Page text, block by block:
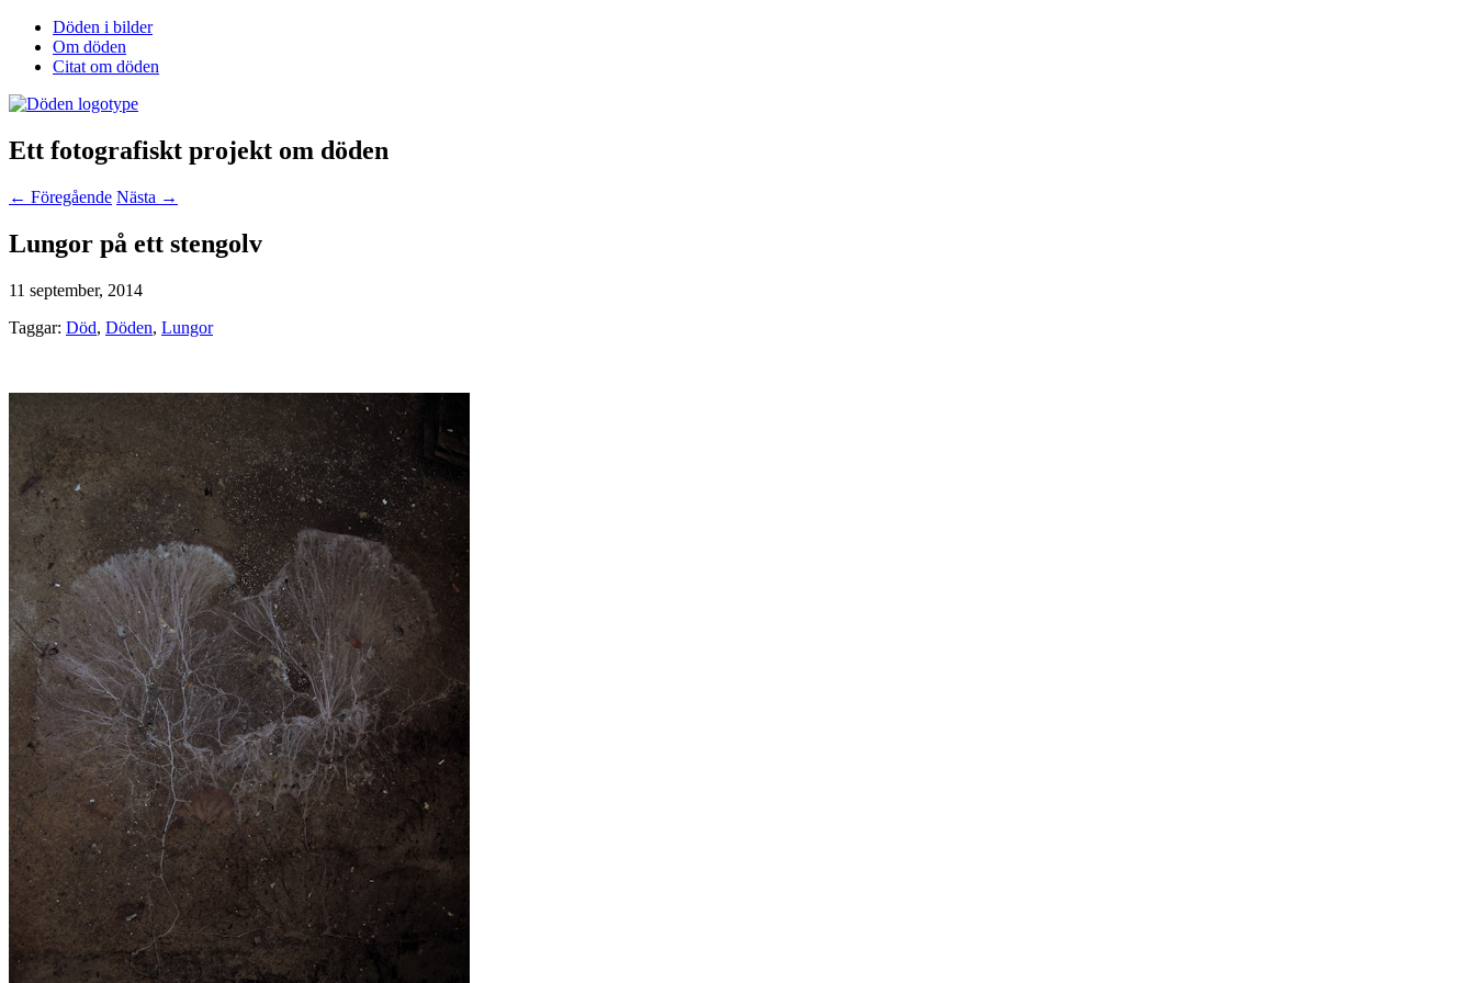
Döden i bilder
Om döden
Citat om döden
Ett fotografiskt projekt om döden
← Föregående Nästa →
Lungor på ett stengolv
11 september, 2014
Taggar: Död, Döden, Lungor